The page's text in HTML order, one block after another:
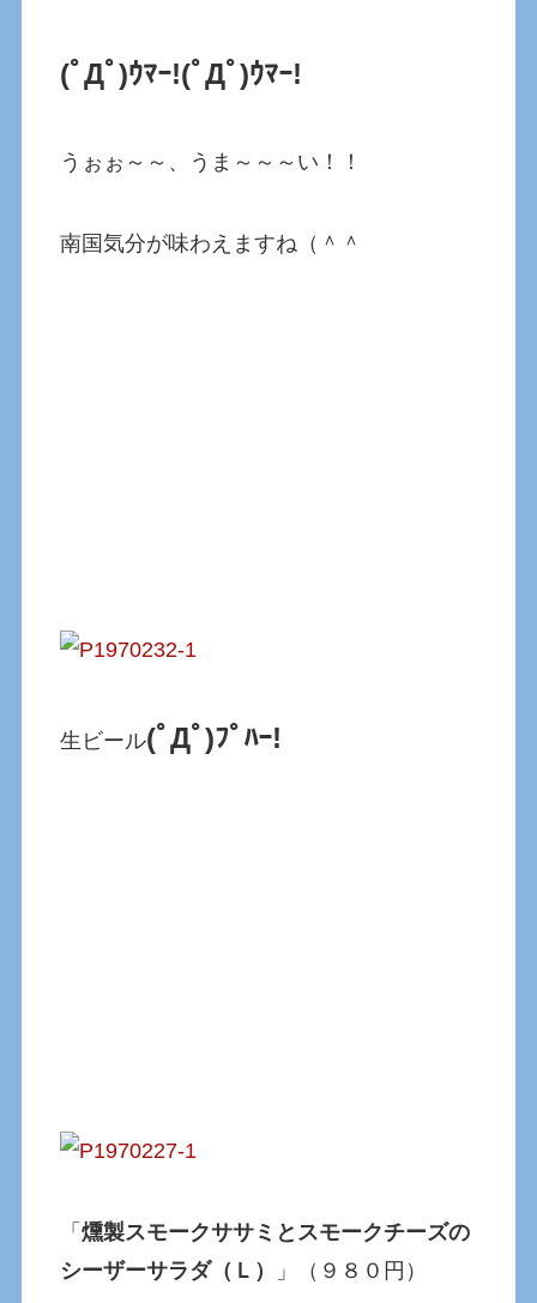
(ﾟДﾟ)ｳﾏｰ!(ﾟДﾟ)ｳﾏｰ!
うぉぉ～～、うま～～～い！！
南国気分が味わえますね（＾＾
生ビール(ﾟДﾟ)ﾌﾟﾊｰ!
「燻製スモークササミとスモークチーズの
シーザーサラダ（Ｌ）
」（９８０円）